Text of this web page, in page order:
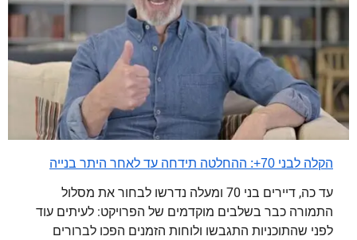
הקלה לבני 70+: ההחלטה תידחה עד לאחר היתר בנייה
עד כה, דיירים בני 70 ומעלה נדרשו לבחור את מסלול
התמורה כבר בשלבים מוקדמים של הפרויקט: לעיתים עוד
לפני שהתוכניות התגבשו ולוחות הזמנים הפכו לברורים